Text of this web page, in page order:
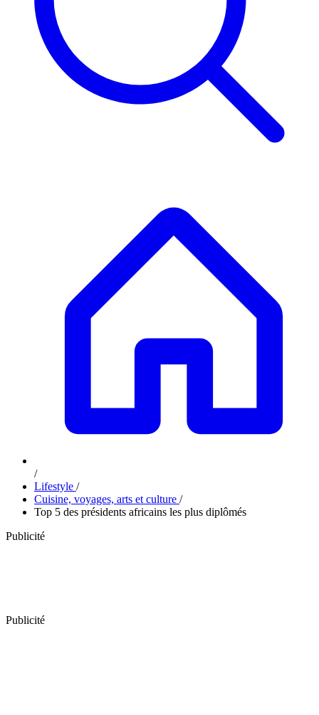
/
Lifestyle /
Cuisine, voyages, arts et culture /
Top 5 des présidents africains les plus diplômés
Publicité
Publicité